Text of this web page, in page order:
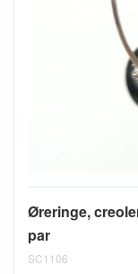
Øreringe,
par
SC1106